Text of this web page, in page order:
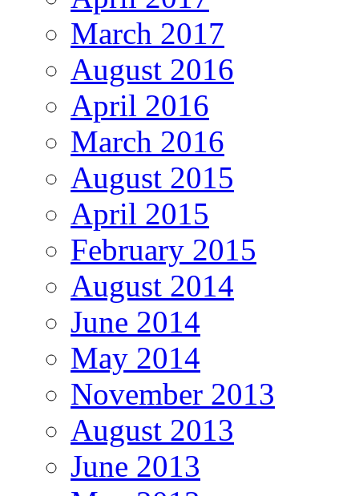
March 2017
August 2016
April 2016
March 2016
August 2015
April 2015
February 2015
August 2014
June 2014
May 2014
November 2013
August 2013
June 2013